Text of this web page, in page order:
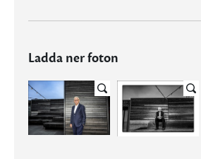
Ladda ner foton